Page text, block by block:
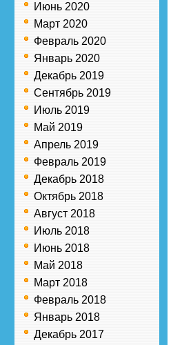
Июнь 2020
Март 2020
Февраль 2020
Январь 2020
Декабрь 2019
Сентябрь 2019
Июль 2019
Май 2019
Апрель 2019
Февраль 2019
Декабрь 2018
Октябрь 2018
Август 2018
Июль 2018
Июнь 2018
Май 2018
Март 2018
Февраль 2018
Январь 2018
Декабрь 2017